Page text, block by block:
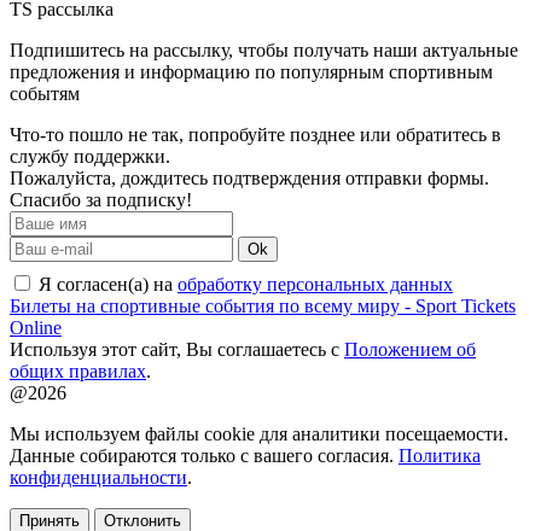
TS рассылка
Подпишитесь на рассылку, чтобы получать наши актуальные
предложения и информацию по популярным спортивным
событям
Что-то пошло не так, попробуйте позднее или обратитесь в
службу поддержки.
Пожалуйста, дождитесь подтверждения отправки формы.
Спасибо за подписку!
Ok
Я согласен(а) на обработку персональных данных
Билеты на спортивные события по всему миру - Sport Tickets
Online
Используя этот сайт, Вы соглашаетесь с Положением об
общих правилах.
@2026
Мы используем файлы cookie для аналитики посещаемости.
Данные собираются только с вашего согласия. Политика
конфиденциальности.
Принять Отклонить